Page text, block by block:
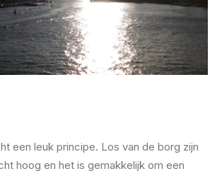
een leuk principe. Los van de borg zijn
hoog en het is gemakkelijk om een